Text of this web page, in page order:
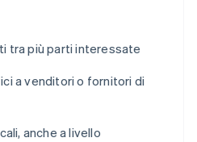
tra più parti interessate
a venditori o fornitori di
anche a livello